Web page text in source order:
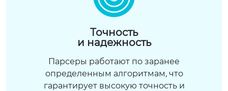
Точность
и надежность
Парсеры работают по заранее
определенным алгоритмам, что
гарантирует высокую точность и